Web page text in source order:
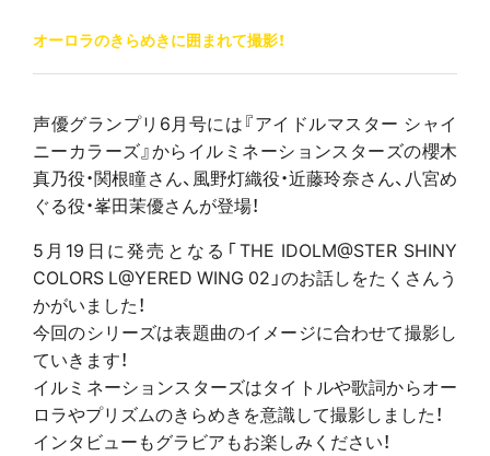
オーロラのきらめきに囲まれて撮影！
声優グランプリ6月号には『アイドルマスター シャイ
ニーカラーズ』からイルミネーションスターズの櫻木
真乃役・関根瞳さん、風野灯織役・近藤玲奈さん、八宮め
ぐる役・峯田茉優さんが登場！
5月19日に発売となる「THE IDOLM@STER SHINY
COLORS L@YERED WING 02」のお話しをたくさんう
かがいました！
今回のシリーズは表題曲のイメージに合わせて撮影し
ていきます！
イルミネーションスターズはタイトルや歌詞からオー
ロラやプリズムのきらめきを意識して撮影しました！
インタビューもグラビアもお楽しみください！